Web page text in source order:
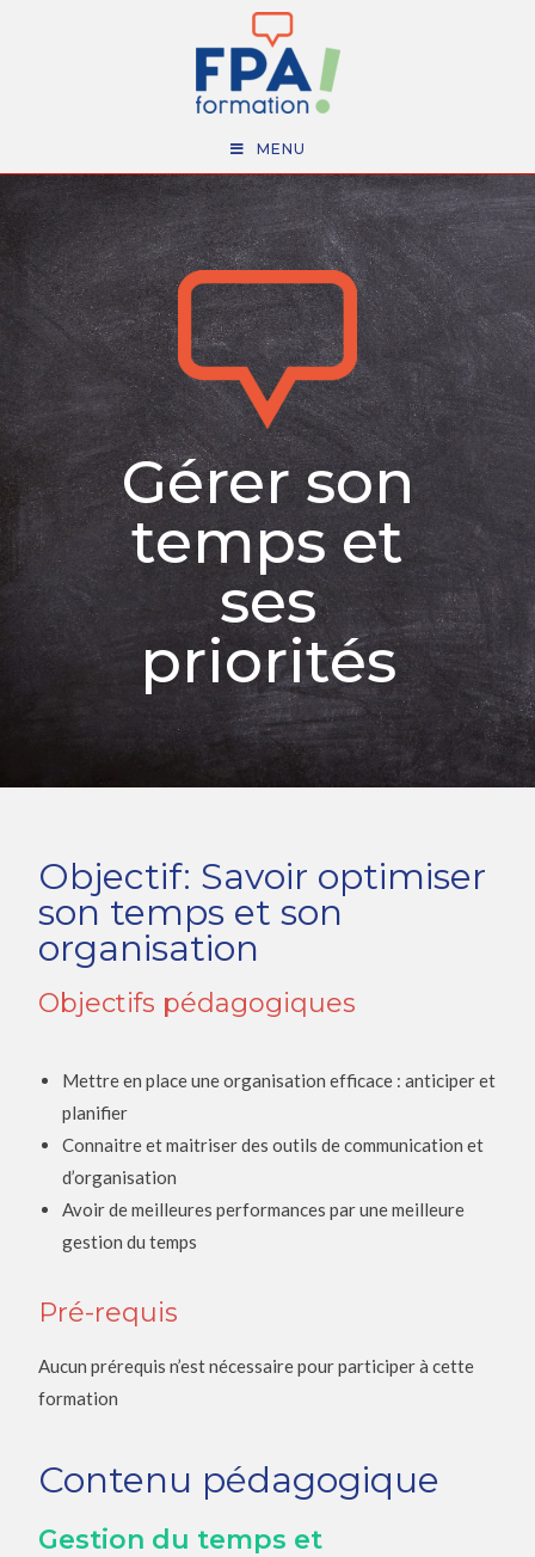
MENU
Gérer son
temps et
ses
priorités
Objectif: Savoir optimiser
son temps et son
organisation
Objectifs pédagogiques
Mettre en place une organisation efficace : anticiper et
planifier
Connaitre et maitriser des outils de communication et
d’organisation
Avoir de meilleures performances par une meilleure
gestion du temps
Pré-requis
Aucun prérequis n’est nécessaire pour participer à cette
formation
Contenu pédagogique
Gestion du temps et